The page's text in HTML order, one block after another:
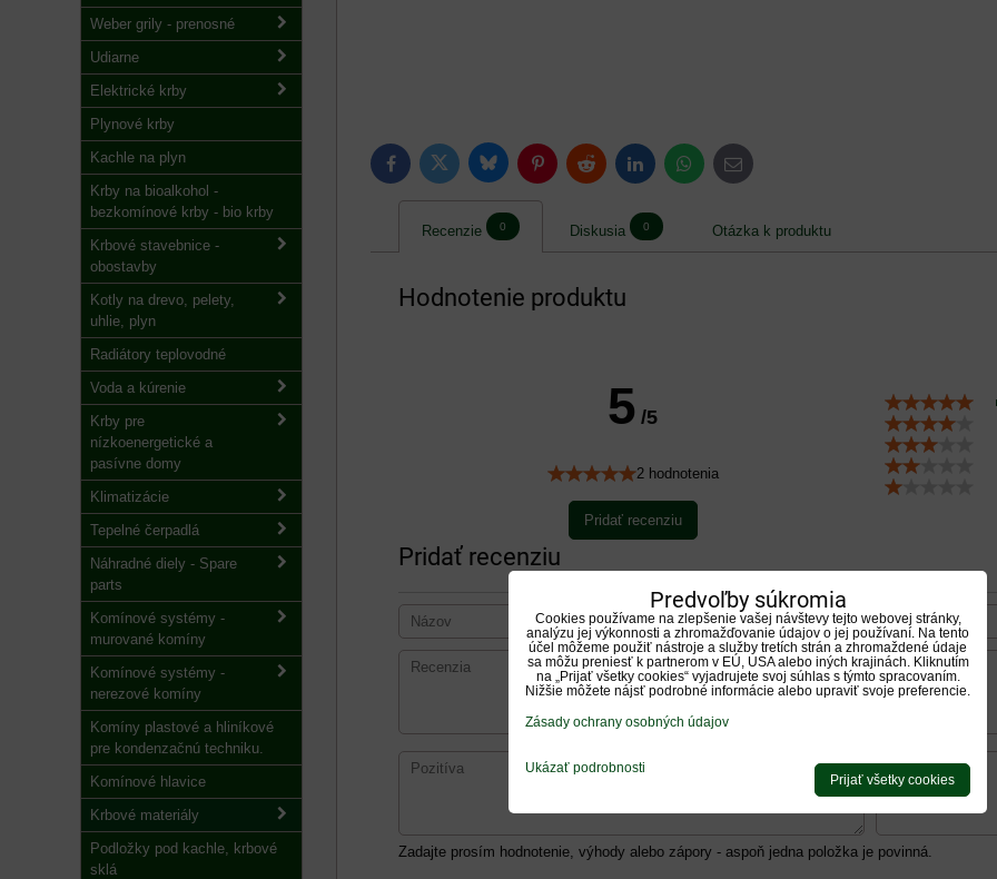
FacebookTwitter BlueskyPinterestReddit LinkedInWhatsApp
E-
mail
Recenzie 0 Diskusia 0 Otázka k produktu
Hodnotenie produktu
5 /5
2 hodnotenia
Pridať recenziu
Pridať recenziu
Zadajte prosím hodnotenie, výhody alebo zápory - aspoň jedna položka je povinná.
Weber grily - prenosné
Udiarne
Elektrické krby
Plynové krby
Kachle na plyn
Krby na bioalkohol -
bezkomínové krby - bio krby
Krbové stavebnice -
obostavby
Kotly na drevo, pelety,
uhlie, plyn
Radiátory teplovodné
Voda a kúrenie
Krby pre
nízkoenergetické a
pasívne domy
Klimatizácie
Tepelné čerpadlá
Náhradné diely - Spare
parts
Komínové systémy -
murované komíny
Komínové systémy -
nerezové komíny
Komíny plastové a hliníkové
pre kondenzačnú techniku.
Komínové hlavice
Krbové materiály
Podložky pod kachle, krbové
sklá
Predvoľby súkromia
Cookies používame na zlepšenie vašej návštevy tejto webovej stránky,
analýzu jej výkonnosti a zhromažďovanie údajov o jej používaní. Na tento
účel môžeme použiť nástroje a služby tretích strán a zhromaždené údaje
sa môžu preniesť k partnerom v EÚ, USA alebo iných krajinách. Kliknutím
na „Prijať všetky cookies“ vyjadrujete svoj súhlas s týmto spracovaním.
Nižšie môžete nájsť podrobné informácie alebo upraviť svoje preferencie.
Zásady ochrany osobných údajov
Ukázať podrobnosti
Prijať všetky cookies